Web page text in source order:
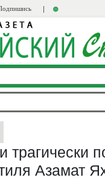
трагически
Азамат